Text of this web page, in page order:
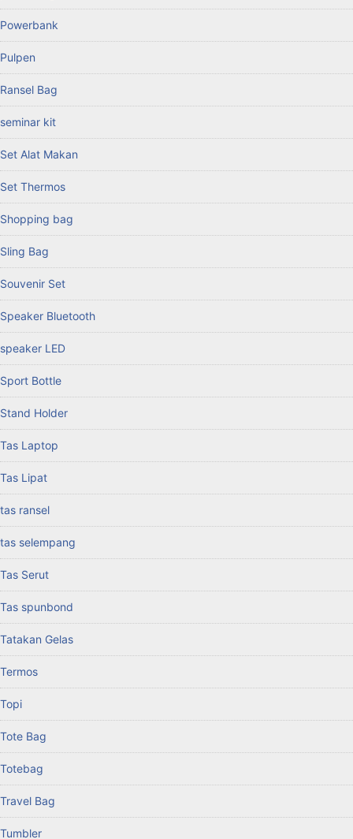
Powerbank
Pulpen
Ransel Bag
seminar kit
Set Alat Makan
Set Thermos
Shopping bag
Sling Bag
Souvenir Set
Speaker Bluetooth
speaker LED
Sport Bottle
Stand Holder
Tas Laptop
Tas Lipat
tas ransel
tas selempang
Tas Serut
Tas spunbond
Tatakan Gelas
Termos
Topi
Tote Bag
Totebag
Travel Bag
Tumbler